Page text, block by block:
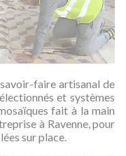
faire artisanal de
et systèmes
fait à la main
à Ravenne, pour
sur place.